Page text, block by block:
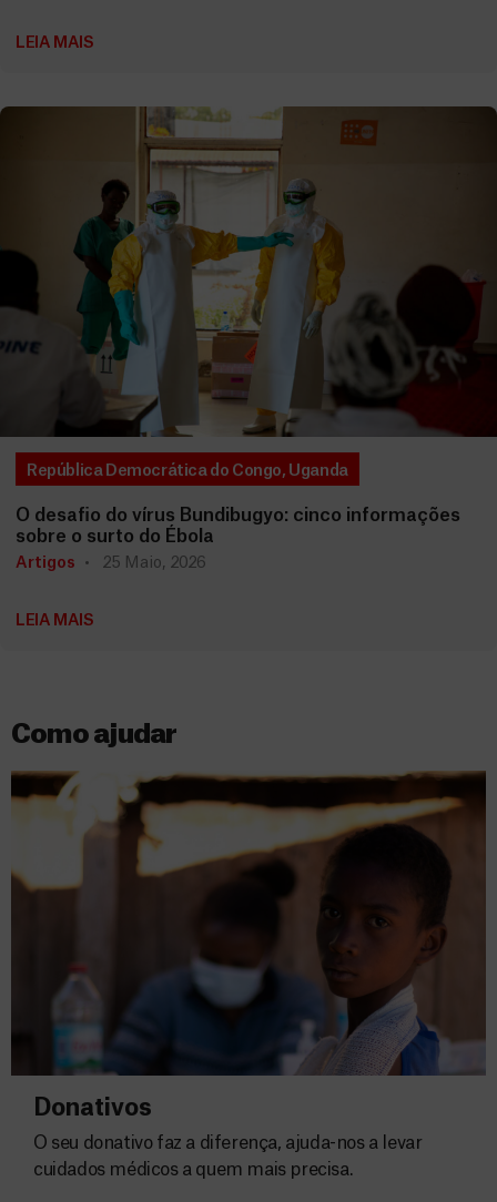
LEIA MAIS
República Democrática do Congo, Uganda
O desafio do vírus Bundibugyo: cinco informações
sobre o surto do Ébola
Artigos 25 Maio, 2026
LEIA MAIS
Como ajudar
Donativos
O seu donativo faz a diferença, ajuda-nos a levar
cuidados médicos a quem mais precisa.